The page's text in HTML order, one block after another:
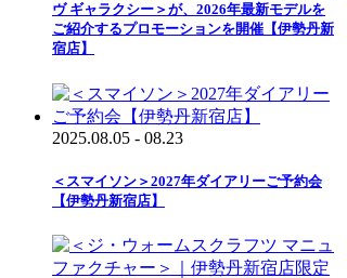
ヴ ギャラクシー＞が、2026年最新モデルを
ご紹介するプロモーションを開催【伊勢丹新
宿店】
2025.08.05 - 08.23
＜スマイソン＞2027年ダイアリーご予約会
【伊勢丹新宿店】